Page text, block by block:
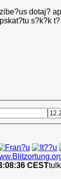
dotaj?
s?k?k
CEST